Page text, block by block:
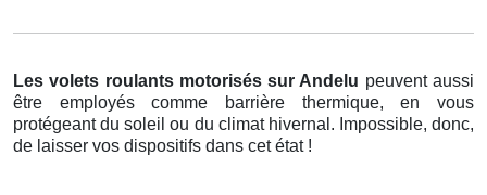
Les volets roulants motorisés sur Andelu peuvent aussi
être employés comme barrière thermique, en vous
protégeant du soleil ou du climat hivernal. Impossible, donc,
de laisser vos dispositifs dans cet état !